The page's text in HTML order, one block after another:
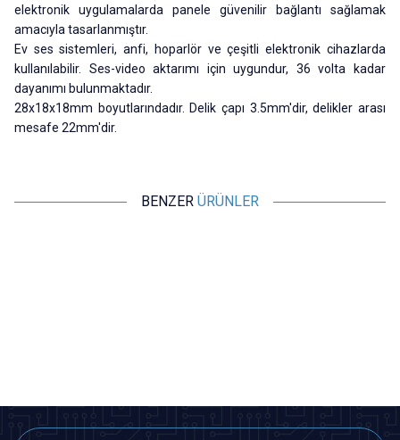
elektronik uygulamalarda panele güvenilir bağlantı sağlamak
amacıyla tasarlanmıştır.
Ev ses sistemleri, anfi, hoparlör ve çeşitli elektronik cihazlarda
kullanılabilir. Ses-video aktarımı için uygundur, 36 volta kadar
dayanımı bulunmaktadır.
28x18x18mm boyutlarındadır. Delik çapı 3.5mm'dir, delikler arası
mesafe 22mm'dir.
BENZER ÜRÜNLER